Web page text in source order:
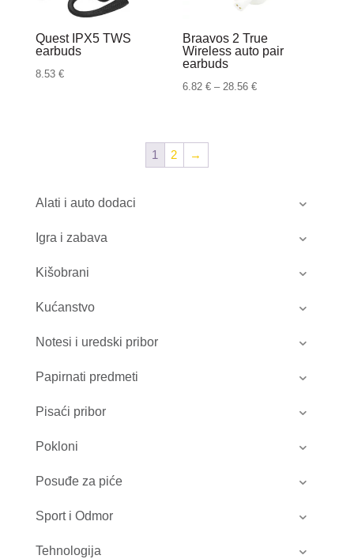
Alati i auto dodaci
Igra i zabava
Kišobrani
Kućanstvo
Notesi i uredski pribor
Papirnati predmeti
Pisaći pribor
Pokloni
Posuđe za piće
Sport i Odmor
Tehnologija
Quest IPX5 TWS
earbuds
8.53 €
Braavos 2 True
Wireless auto pair
earbuds
6.82€ – 28.56€Raspon
1 2 →